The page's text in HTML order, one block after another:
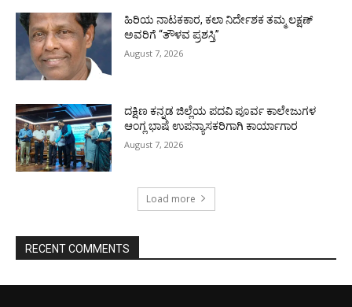
ಹಿರಿಯ ನಾಟಕಕಾರ, ಕಲಾ ನಿರ್ದೇಶಕ ತಮ್ಮ ಲಕ್ಷಣ್
ಅವರಿಗೆ “ತೌಳವ ಪ್ರಶಸ್ತಿ”
August 7, 2026
ದಕ್ಷಿಣ ಕನ್ನಡ ಜಿಲ್ಲೆಯ ಪದವಿ ಪೂರ್ವ ಕಾಲೇಜುಗಳ
ಆಂಗ್ಲ ಭಾಷೆ ಉಪನ್ಯಾಸಕರಿಗಾಗಿ ಕಾರ್ಯಾಗಾರ
August 7, 2026
Load more
RECENT COMMENTS